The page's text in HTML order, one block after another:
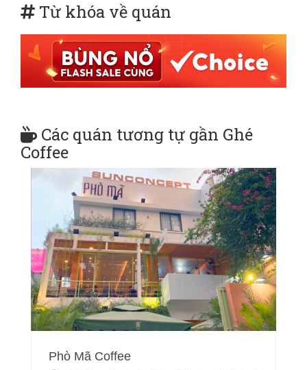
Từ khóa về quán
Các quán tương tự gần Ghé
Coffee
Phò Mã Coffee